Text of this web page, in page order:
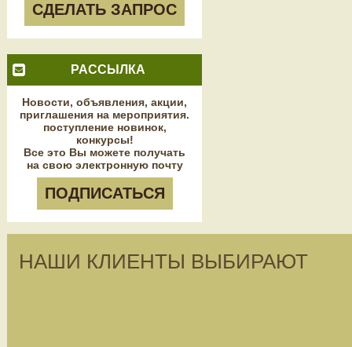
СДЕЛАТЬ ЗАПРОС
РАССЫЛКА
Новости, объявления, акции,
приглашения на мероприятия.
поступление новинок,
конкурсы!
Все это Вы можете получать
на свою электронную почту
ПОДПИСАТЬСЯ
НАШИ КЛИЕНТЫ ВЫБИРАЮТ